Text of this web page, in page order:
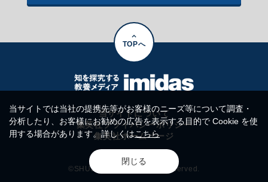
TOPへ
当サイトについて
集英社プライバシーポリシー
集英社ホームページ
©SHUEISHA Inc. All rights reserved.
当サイトでは当社の提携先等がお客様のニーズ等について調査・
分析したり、お客様にお勧めの広告を表示する目的で Cookie を使
用する場合があります。詳しくはこちら
閉じる